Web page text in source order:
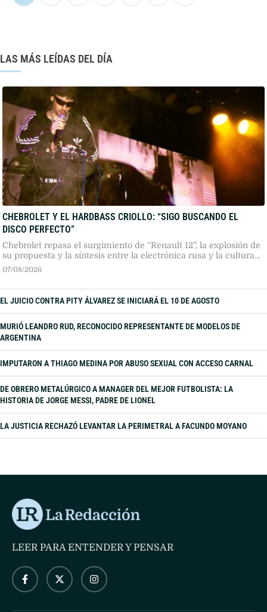
LAS MÁS LEÍDAS DEL DÍA
CHEBROLET Y EL HARDBASS CRIOLLO: “SIGO BUSCANDO EL
DISCO PERFECTO”
Chebrolet repasa el surgimiento de “Renault 12”, la explosión de
su propuesta y la síntesis entre la electrónica rusa y la cultura
popular argentina. Un recorrido por sus alter egos, su dinámica
07/08/2026
EL JUICIO CONTRA PITY ÁLVAREZ SE INICIARÁ EL 10 DE AGOSTO
MURIÓ LEANDRO RUD, RECONOCIDO REPRESENTANTE DE MODELOS DE
ARGENTINA
IMPUTARON A THIAGO MEDINA POR ABUSO SEXUAL CON ACCESO CARNAL
DE OBRERO METALÚRGICO A MANAGER DEL MEJOR FUTBOLISTA: LA
HISTORIA DE JORGE MESSI, PADRE DE LIONEL
LA JUSTICIA RECHAZÓ LEVANTAR LA PERIMETRAL A FACUNDO MOYANO
LEER PARA ENTENDER Y PENSAR